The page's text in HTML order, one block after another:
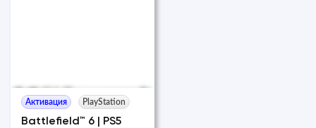
Активация PlayStation
Battlefield™ 6 | PS5